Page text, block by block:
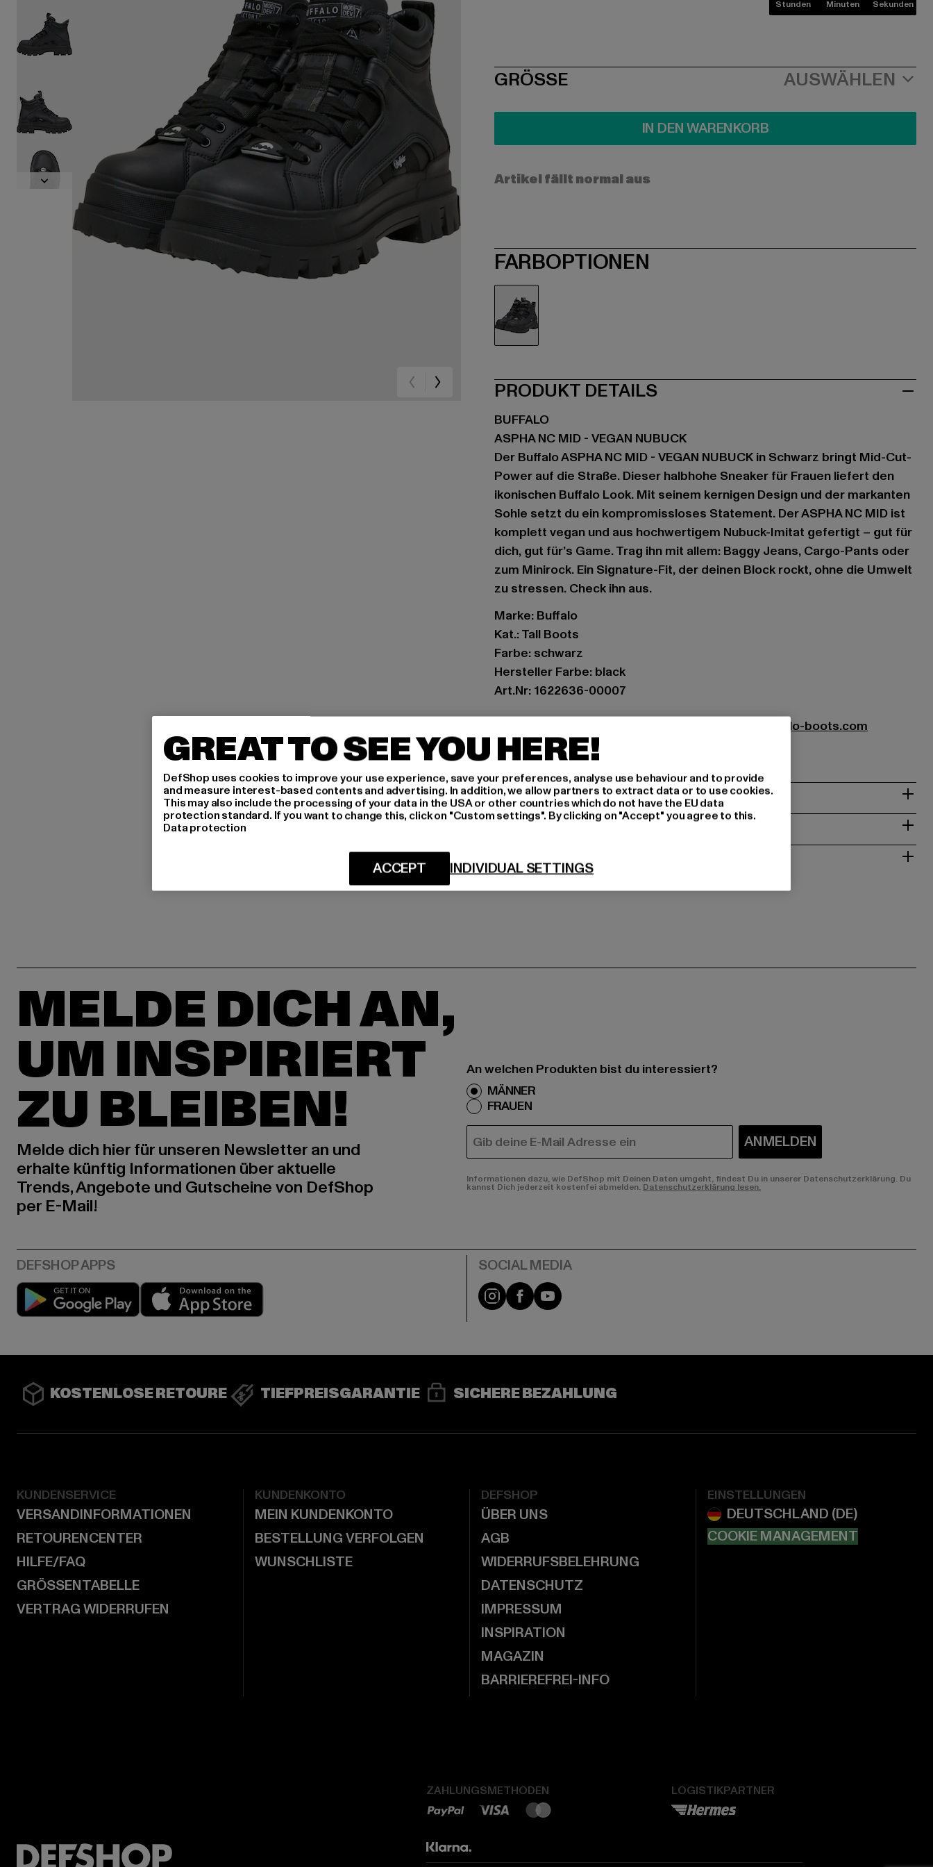
Stunden Minuten Sekunden
SIZE
GRÖSSE AUSWÄHLEN
IN DEN WARENKORB
Artikel fällt normal aus
FARBOPTIONEN
PRODUKT DETAILS
BUFFALO
ASPHA NC MID - VEGAN NUBUCK
Der Buffalo ASPHA NC MID - VEGAN NUBUCK in Schwarz bringt Mid-Cut-
Power auf die Straße. Dieser halbhohe Sneaker für Frauen liefert den
ikonischen Buffalo Look. Mit seinem kernigen Design und der markanten
Sohle setzt du ein kompromissloses Statement. Der ASPHA NC MID ist
komplett vegan und aus hochwertigem Nubuck-Imitat gefertigt – gut für
dich, gut für’s Game. Trag ihn mit allem: Baggy Jeans, Cargo-Pants oder
zum Minirock. Ein Signature-Fit, der deinen Block rockt, ohne die Umwelt
zu stressen. Check ihn aus.
Marke: Buffalo
Kat.: Tall Boots
Farbe: schwarz
Hersteller Farbe: black
Art.Nr: 1622636-00007
service-de@buffalo-boots.com
Schanzenstraße 41 | 51063 Köln | DE
GRÖSSE & PASSFORM
PFLEGEHINWEISE
LIEFERUNG & RÜCKGABE
MELDE DICH AN,
UM INSPIRIERT
ZU BLEIBEN!
Melde dich hier für unseren Newsletter an und
erhalte künftig Informationen über aktuelle
Trends, Angebote und Gutscheine von DefShop
per E-Mail!
An welchen Produkten bist du interessiert?
MÄNNER
FRAUEN
E-MAIL ANMELDEN
Informationen dazu, wie DefShop mit Deinen Daten umgeht, findest Du in unserer Datenschutzerklärung. Du
kannst Dich jederzeit kostenfei abmelden. Datenschutzerklärung lesen.
Play market Instagram
FacebookYouTube
KOSTENLOSE RETOURE TIEFPREISGARANTIE SICHERE BEZAHLUNG
KUNDENSERVICE
VERSANDINFORMATIONEN
RETOURENCENTER
HILFE/FAQ
GRÖSSENTABELLE
VERTRAG WIDERRUFEN
KUNDENKONTO
MEIN KUNDENKONTO
BESTELLUNG VERFOLGEN
WUNSCHLISTE
DEFSHOP
ÜBER UNS
AGB
WIDERRUFSBELEHRUNG
DATENSCHUTZ
IMPRESSUM
INSPIRATION
MAGAZIN
BARRIEREFREI-INFO
EINSTELLUNGEN
COOKIE MANAGEMENT
ZAHLUNGSMETHODEN LOGISTIKPARTNER
GREAT TO SEE YOU HERE!
DefShop uses cookies to improve your use experience, save your preferences, analyse use behaviour and to provide
and measure interest-based contents and advertising. In addition, we allow partners to extract data or to use cookies.
This may also include the processing of your data in the USA or other countries which do not have the EU data
protection standard. If you want to change this, click on "Custom settings". By clicking on "Accept" you agree to this.
Data protection
INDIVIDUAL SETTINGS
ACCEPT